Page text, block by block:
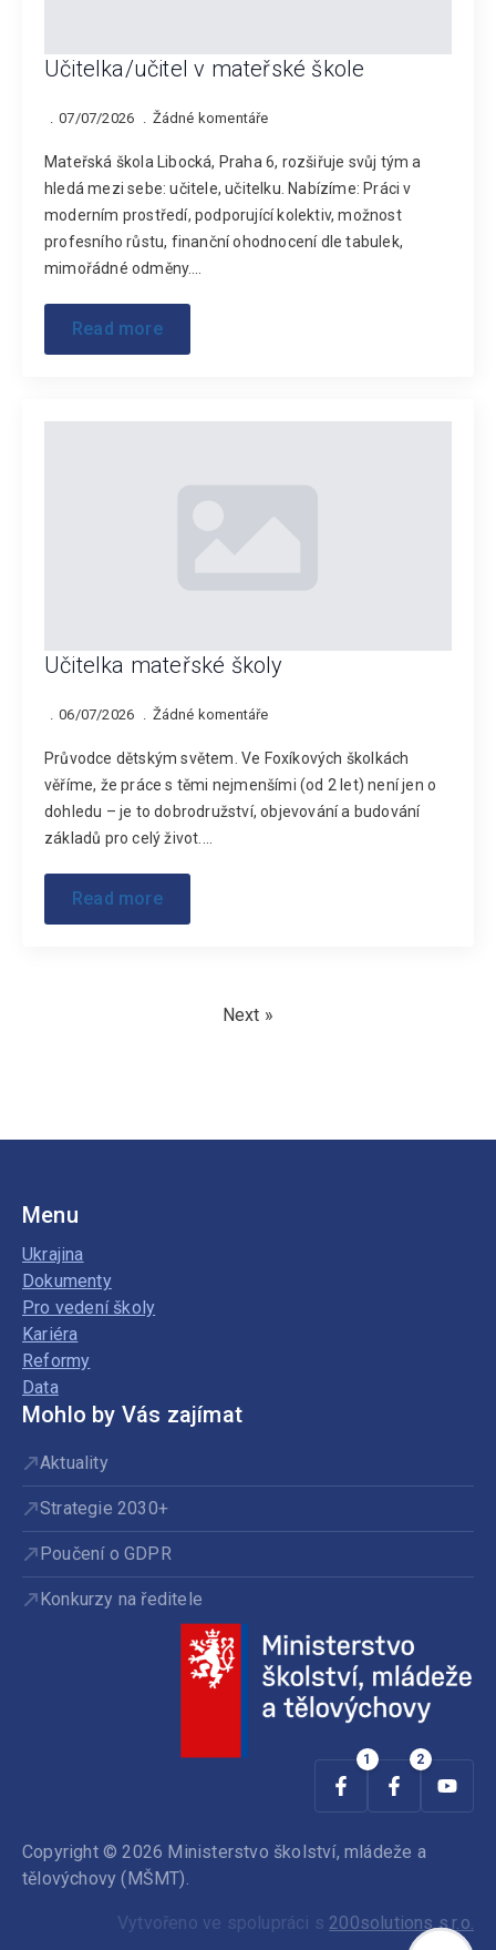
Učitelka/učitel v mateřské škole
07/07/2026 Žádné komentáře
Mateřská škola Libocká, Praha 6, rozšiřuje svůj tým a
hledá mezi sebe: učitele, učitelku. Nabízíme: Práci v
moderním prostředí, podporující kolektiv, možnost
profesního růstu, finanční ohodnocení dle tabulek,
mimořádné odměny.…
Read more
Učitelka mateřské školy
06/07/2026 Žádné komentáře
Průvodce dětským světem. Ve Foxíkových školkách
věříme, že práce s těmi nejmenšími (od 2 let) není jen o
dohledu – je to dobrodružství, objevování a budování
základů pro celý život.…
Read more
Next »
Menu
Ukrajina
Dokumenty
Pro vedení školy
Kariéra
Reformy
Data
Mohlo by Vás zajímat
Aktuality
Strategie 2030+
Poučení o GDPR
Konkurzy na ředitele
Copyright © 2026 Ministerstvo školství, mládeže a
tělovýchovy (MŠMT).
Vytvořeno ve spolupráci s 200solutions s.r.o.